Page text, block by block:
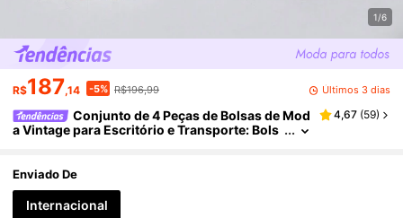
1/6
R$187,14 -5% R$196,99 Últimos 3 dias
Conjunto de 4 Peças de Bolsas de Mod
a Vintage para Escritório e Transporte: Bols
4,67 (59)
Enviado De
Internacional